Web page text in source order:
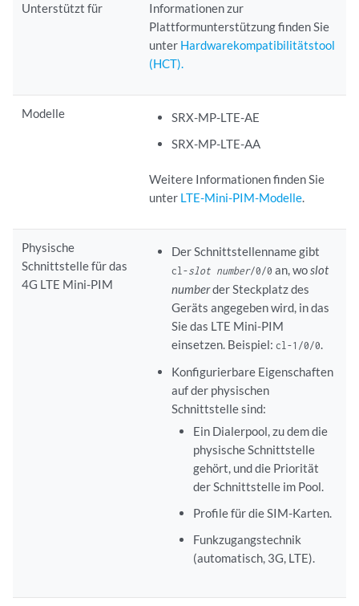
Unterstützt für
Informationen zur
Plattformunterstützung finden Sie
unter Hardwarekompatibilitätstool
(HCT).
Modelle
SRX-MP-LTE-AE
SRX-MP-LTE-AA
Weitere Informationen finden Sie
unter LTE-Mini-PIM-Modelle.
Physische
Schnittstelle für das
4G LTE Mini-PIM
Der Schnittstellenname gibt
cl-slot number/0/0 an, woslot
numberder Steckplatz des
Geräts angegeben wird, in das
Sie das LTE Mini-PIM
einsetzen. Beispiel: cl-1/0/0.
Konfigurierbare Eigenschaften
auf der physischen
Schnittstelle sind:
Ein Dialerpool, zu dem die
physische Schnittstelle
gehört, und die Priorität
der Schnittstelle im Pool.
Profile für die SIM-Karten.
Funkzugangstechnik
(automatisch, 3G, LTE).